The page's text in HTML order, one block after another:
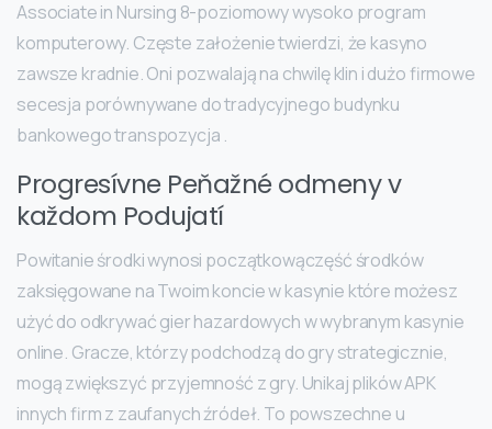
Associate in Nursing 8-poziomowy wysoko program
komputerowy. Częste założenie twierdzi, że kasyno
zawsze kradnie. Oni pozwalają na chwilę klin i dużo firmowe
secesja porównywane do tradycyjnego budynku
bankowego transpozycja .
Progresívne Peňažné odmeny v
každom Podujatí
Powitanie środki wynosi początkowączęść środków
zaksięgowane na Twoim koncie w kasynie które możesz
użyć do odkrywać gier hazardowych w wybranym kasynie
online. Gracze, którzy podchodzą do gry strategicznie,
mogą zwiększyć przyjemność z gry. Unikaj plików APK
innych firm z zaufanych źródeł. To powszechne u